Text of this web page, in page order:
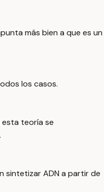
más bien a que es un
los casos.
teoría se
sintetizar ADN a partir de